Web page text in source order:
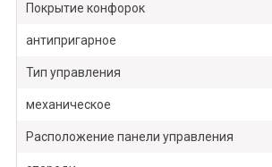
Покрытие конфорок
антипригарное
Тип управления
механическое
Расположение панели управления